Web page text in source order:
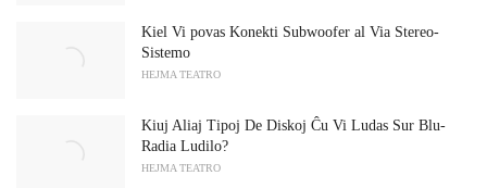
Kiel Vi povas Konekti Subwoofer al Via Stereo-
Sistemo
HEJMA TEATRO
Kiuj Aliaj Tipoj De Diskoj Ĉu Vi Ludas Sur Blu-
Radia Ludilo?
HEJMA TEATRO